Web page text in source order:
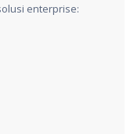
enterprise: